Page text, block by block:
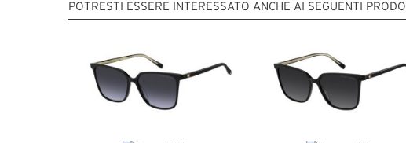
POTRESTI ESSERE INTERESSATO ANCHE AI SEGUENTI